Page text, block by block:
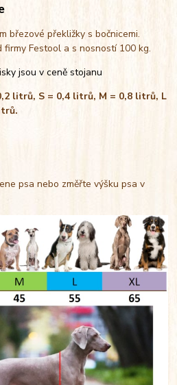
březové překližky s bočnicemi.
firmy Festool a s nosností 100 kg.
jsou v ceně stojanu
litrů, S = 0,4 litrů, M = 0,8 litrů, L
psa nebo změřte výšku psa v